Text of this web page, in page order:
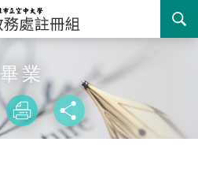
畢業
略過字型切
放大
列印 分享